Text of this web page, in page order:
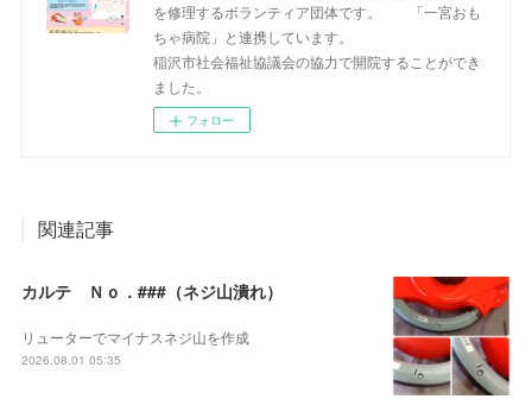
を修理するボランティア団体です。 「一宮おも
ちゃ病院」と連携しています。
稲沢市社会福祉協議会の協力で開院することができ
ました。
フォロー
関連記事
カルテ Ｎｏ．###（ネジ山潰れ）
リューターでマイナスネジ山を作成
2026.08.01 05:35